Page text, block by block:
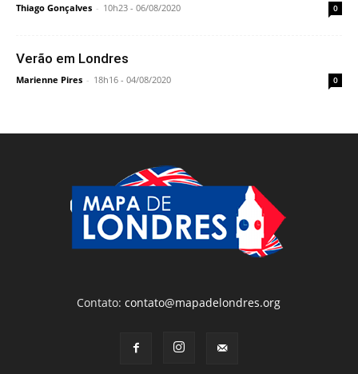
Thiago Gonçalves - 10h23 - 06/08/2020 0
Verão em Londres
Marienne Pires - 18h16 - 04/08/2020 0
Contato:contato@mapadelondres.org